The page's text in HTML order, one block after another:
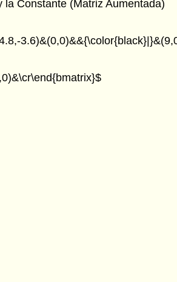
la Constante (Matriz Aumentada)